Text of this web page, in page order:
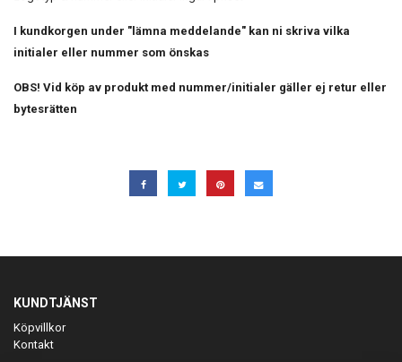
I kundkorgen under "lämna meddelande" kan ni skriva vilka
initialer eller nummer som önskas
OBS! Vid köp av produkt med nummer/initialer gäller ej retur eller
bytesrätten
KUNDTJÄNST
Köpvillkor
Kontakt